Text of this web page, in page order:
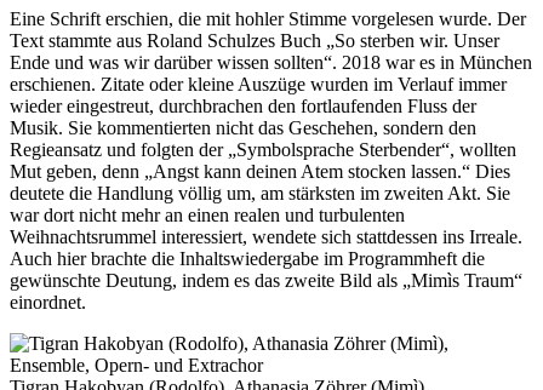
Eine Schrift erschien, die mit hohler Stimme vorgelesen wurde. Der
Text stammte aus Roland Schulzes Buch „So sterben wir. Unser
Ende und was wir darüber wissen sollten“. 2018 war es in München
erschienen. Zitate oder kleine Auszüge wurden im Verlauf immer
wieder eingestreut, durchbrachen den fortlaufenden Fluss der
Musik. Sie kommentierten nicht das Geschehen, sondern den
Regieansatz und folgten der „Symbolsprache Sterbender“, wollten
Mut geben, denn „Angst kann deinen Atem stocken lassen.“ Dies
deutete die Handlung völlig um, am stärksten im zweiten Akt. Sie
war dort nicht mehr an einen realen und turbulenten
Weihnachtsrummel interessiert, wendete sich stattdessen ins Irreale.
Auch hier brachte die Inhaltswiedergabe im Programmheft die
gewünschte Deutung, indem es das zweite Bild als „Mimìs Traum“
einordnet.